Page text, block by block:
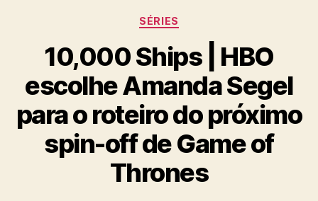
Categorias
SÉRIES
10,000 Ships | HBO
escolhe Amanda Segel
para o roteiro do próximo
spin-off de Game of
Thrones